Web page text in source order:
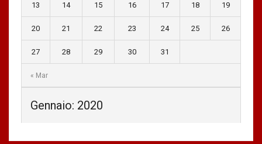
Gennaio: 2020
« Mar
13 14 15 16 17 18 19
20 21 22 23 24 25 26
27 28 29 30 31